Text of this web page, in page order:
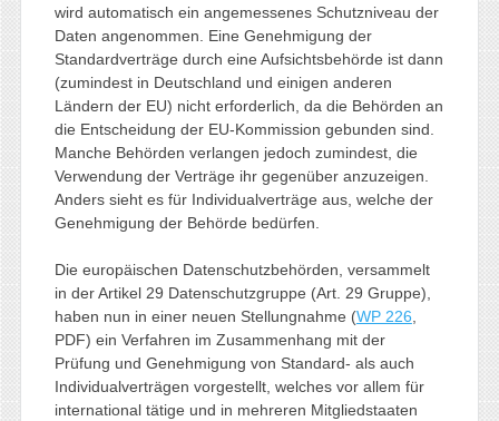
wird automatisch ein angemessenes Schutzniveau der
Daten angenommen. Eine Genehmigung der
Standardverträge durch eine Aufsichtsbehörde ist dann
(zumindest in Deutschland und einigen anderen
Ländern der EU) nicht erforderlich, da die Behörden an
die Entscheidung der EU-Kommission gebunden sind.
Manche Behörden verlangen jedoch zumindest, die
Verwendung der Verträge ihr gegenüber anzuzeigen.
Anders sieht es für Individualverträge aus, welche der
Genehmigung der Behörde bedürfen.
Die europäischen Datenschutzbehörden, versammelt
in der Artikel 29 Datenschutzgruppe (Art. 29 Gruppe),
haben nun in einer neuen Stellungnahme (WP 226,
PDF) ein Verfahren im Zusammenhang mit der
Prüfung und Genehmigung von Standard- als auch
Individualverträgen vorgestellt, welches vor allem für
international tätige und in mehreren Mitgliedstaaten